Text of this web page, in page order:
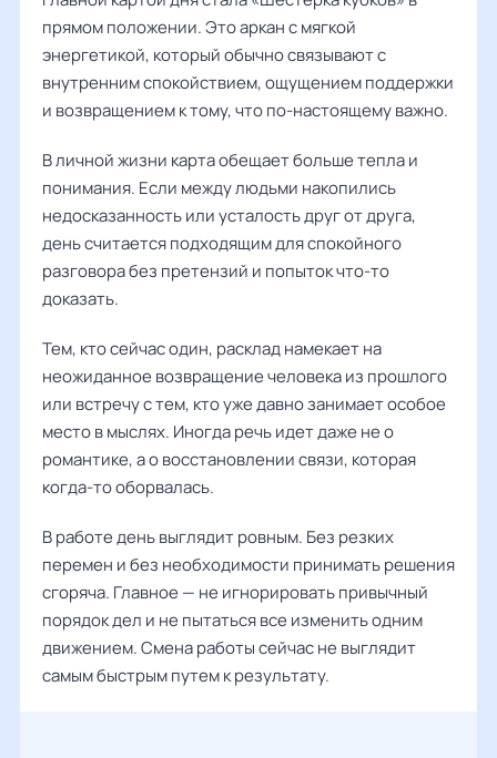
прямом положении. Это аркан с мягкой
энергетикой, который обычно связывают с
внутренним спокойствием, ощущением поддержки
и возвращением к тому, что по-настоящему важно.
В личной жизни карта обещает больше тепла и
понимания. Если между людьми накопились
недосказанность или усталость друг от друга,
день считается подходящим для спокойного
разговора без претензий и попыток что-то
доказать.
Тем, кто сейчас один, расклад намекает на
неожиданное возвращение человека из прошлого
или встречу с тем, кто уже давно занимает особое
место в мыслях. Иногда речь идет даже не о
романтике, а о восстановлении связи, которая
когда-то оборвалась.
В работе день выглядит ровным. Без резких
перемен и без необходимости принимать решения
сгоряча. Главное — не игнорировать привычный
порядок дел и не пытаться все изменить одним
движением. Смена работы сейчас не выглядит
самым быстрым путем к результату.